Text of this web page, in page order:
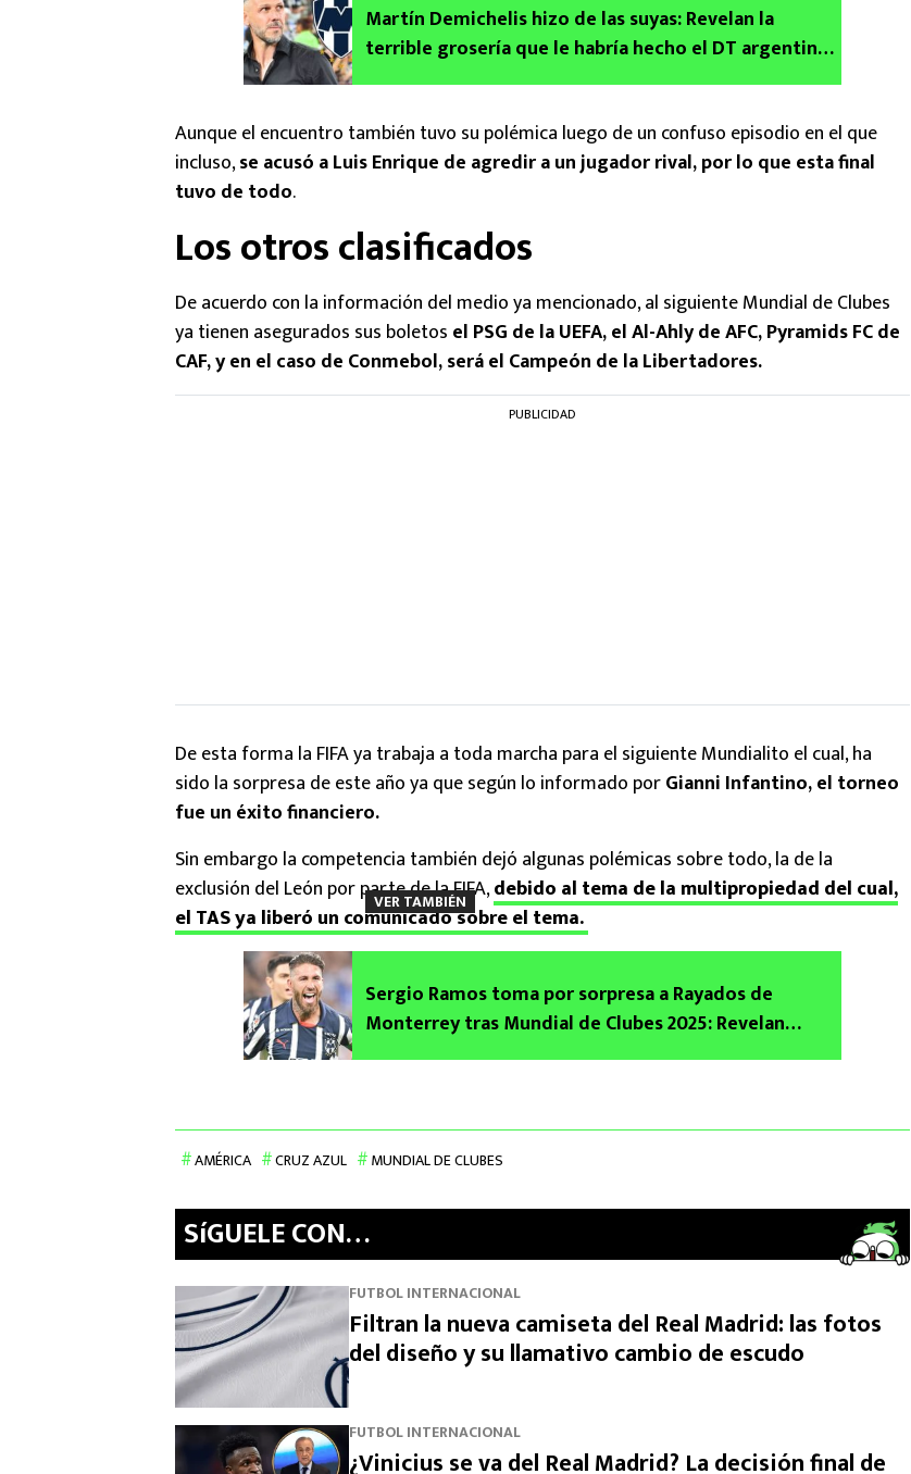
Martín Demichelis hizo de las suyas: Revelan la
terrible grosería que le habría hecho el DT argentino
a Rayados de Monterrey y Sergio Ramos rumbo al
Aunque el encuentro también tuvo su polémica luego de un confuso episodio en el que
incluso,se acusó a Luis Enrique de agredir a un jugador rival, por lo que esta final
tuvo de todo.
Los otros clasificados
De acuerdo con la información del medio ya mencionado, al siguiente Mundial de Clubes
ya tienen asegurados sus boletos el PSG de la UEFA, el Al-Ahly de AFC, Pyramids FC de
CAF, y en el caso de Conmebol, será el Campeón de la Libertadores.
PUBLICIDAD
De esta forma la FIFA ya trabaja a toda marcha para el siguiente Mundialito el cual, ha
sido la sorpresa de este año ya que según lo informado porGianni Infantino, el torneo
fue un éxito financiero.
Sin embargo la competencia también dejó algunas polémicas sobre todo, la de la
exclusión del León por parte de la FIFA,debido al tema de la multipropiedad del cual,
el TAS ya liberó un comunicado sobre el tema.
VER TAMBIÉN
Sergio Ramos toma por sorpresa a Rayados de
Monterrey tras Mundial de Clubes 2025: Revelan
negociaciones con contrato vigente por brutales
AMÉRICA CRUZ AZUL MUNDIAL DE CLUBES
SíGUELE CON…
FUTBOL INTERNACIONAL
Filtran la nueva camiseta del Real Madrid: las fotos
del diseño y su llamativo cambio de escudo
FUTBOL INTERNACIONAL
¿Vinicius se va del Real Madrid? La decisión final de